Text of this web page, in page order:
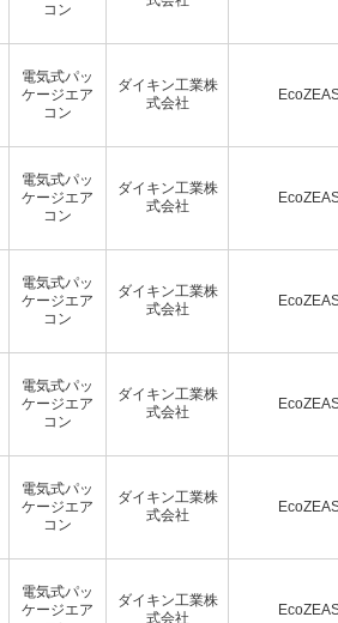
コン
電気式パッ
ケージエア
コン
ダイキン工業株
式会社
電気式パッ
ケージエア
コン
ダイキン工業株
式会社
電気式パッ
ケージエア
コン
ダイキン工業株
式会社
電気式パッ
ケージエア
コン
ダイキン工業株
式会社
電気式パッ
ケージエア
コン
ダイキン工業株
式会社
電気式パッ
ケージエア
ダイキン工業株
式会社